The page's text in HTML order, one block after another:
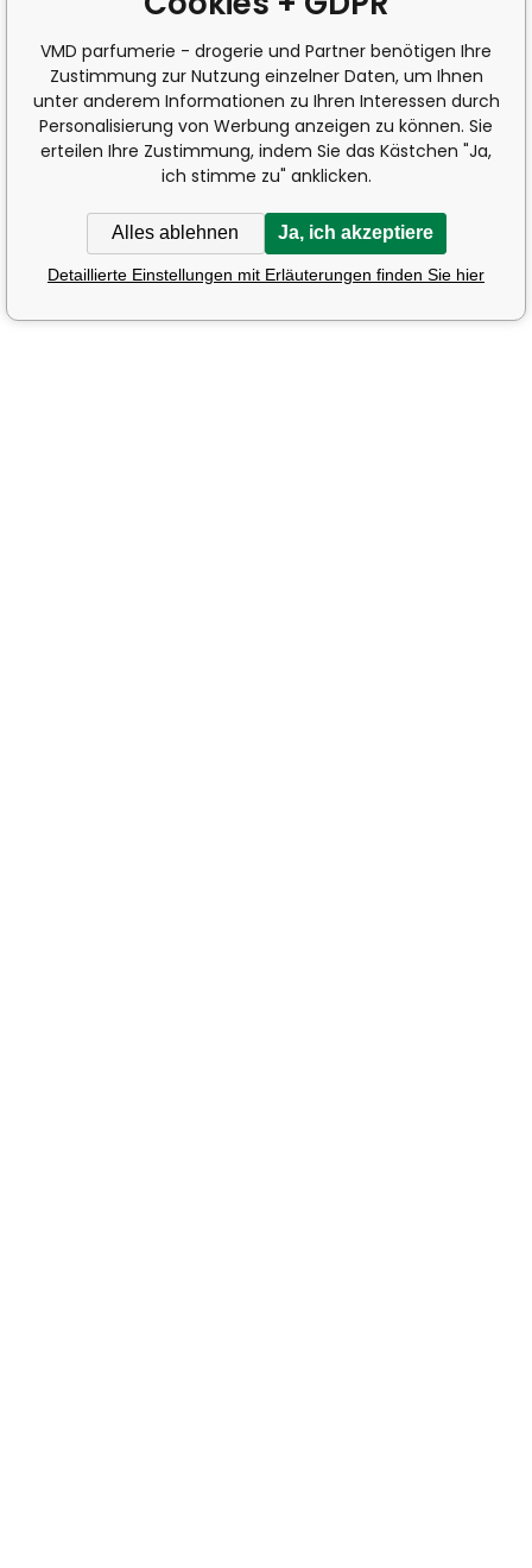
VMD parfumerie - drogerie und Partner benötigen Ihre
Zustimmung zur Nutzung einzelner Daten, um Ihnen
unter anderem Informationen zu Ihren Interessen durch
Personalisierung von Werbung anzeigen zu können. Sie
erteilen Ihre Zustimmung, indem Sie das Kästchen "Ja,
ich stimme zu" anklicken.
Alles ablehnen Ja, ich akzeptiere
Detaillierte Einstellungen mit Erläuterungen finden Sie hier